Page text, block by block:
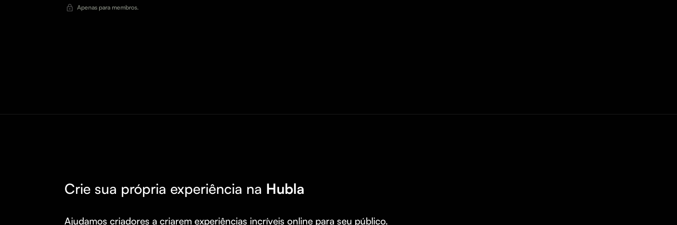
Apenas para membros.
Crie sua própria experiência na Hubla
Ajudamos criadores a criarem experiências incríveis online para seu público.